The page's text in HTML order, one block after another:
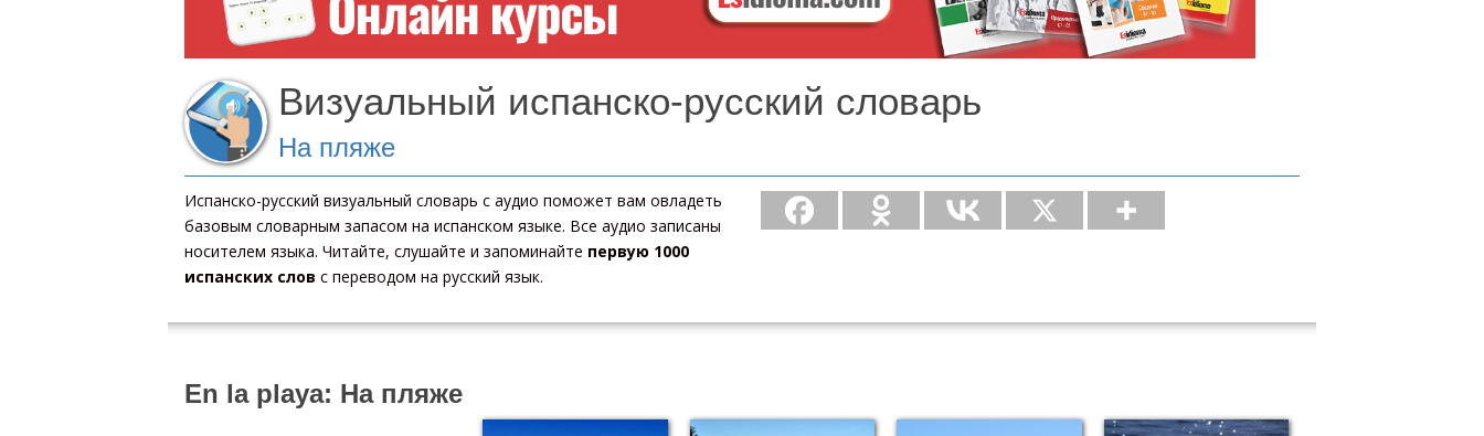
Визуальный испанско-русский словарь
На пляже
Испанско-русский визуальный словарь с аудио поможет вам овладеть
базовым словарным запасом на испанском языке. Все аудио записаны
носителем языка. Читайте, слушайте и запоминайте первую 1000
испанских слов с переводом на русский язык.
En la playa: На пляже